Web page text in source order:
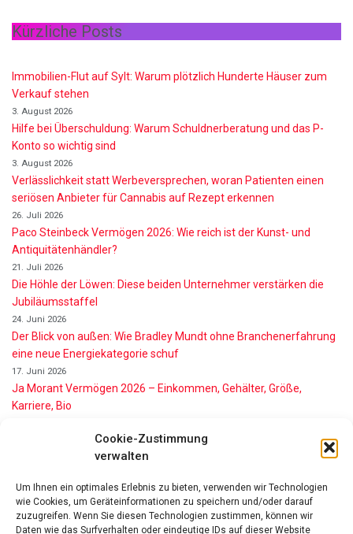
Cookie-Zustimmung
verwalten
Um Ihnen ein optimales Erlebnis zu bieten, verwenden wir Technologien
wie Cookies, um Geräteinformationen zu speichern und/oder darauf
zuzugreifen. Wenn Sie diesen Technologien zustimmen, können wir
Daten wie das Surfverhalten oder eindeutige IDs auf dieser Website
Kürzliche Posts
Immobilien-Flut auf Sylt: Warum plötzlich Hunderte Häuser zum
Verkauf stehen
3. August 2026
Hilfe bei Überschuldung: Warum Schuldnerberatung und das P-
Konto so wichtig sind
3. August 2026
Verlässlichkeit statt Werbeversprechen, woran Patienten einen
seriösen Anbieter für Cannabis auf Rezept erkennen
26. Juli 2026
Paco Steinbeck Vermögen 2026: Wie reich ist der Kunst- und
Antiquitätenhändler?
21. Juli 2026
Die Höhle der Löwen: Diese beiden Unternehmer verstärken die
Jubiläumsstaffel
24. Juni 2026
Der Blick von außen: Wie Bradley Mundt ohne Branchenerfahrung
eine neue Energiekategorie schuf
17. Juni 2026
Ja Morant Vermögen 2026 – Einkommen, Gehälter, Größe,
Karriere, Bio
Alice Walton Vermögen 2026: So reich ist die Walmart-Erbin
wirklich
11. Juni 2026
Nino de Angelo Vermögen 2026 Wie Reich Ist Er?